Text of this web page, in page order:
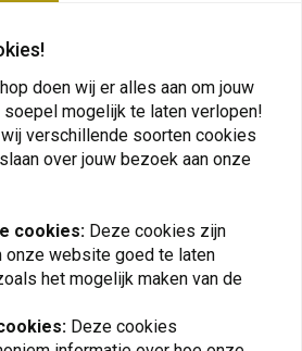
doen wij er alles aan om jouw
mogelijk te laten verlopen!
verschillende soorten cookies
over jouw bezoek aan onze
cookies: Deze cookies zijn
website goed te laten
het mogelijk maken van de
Deze cookies